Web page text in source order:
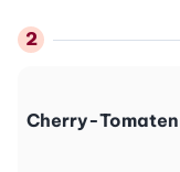
Cherry-Tomaten